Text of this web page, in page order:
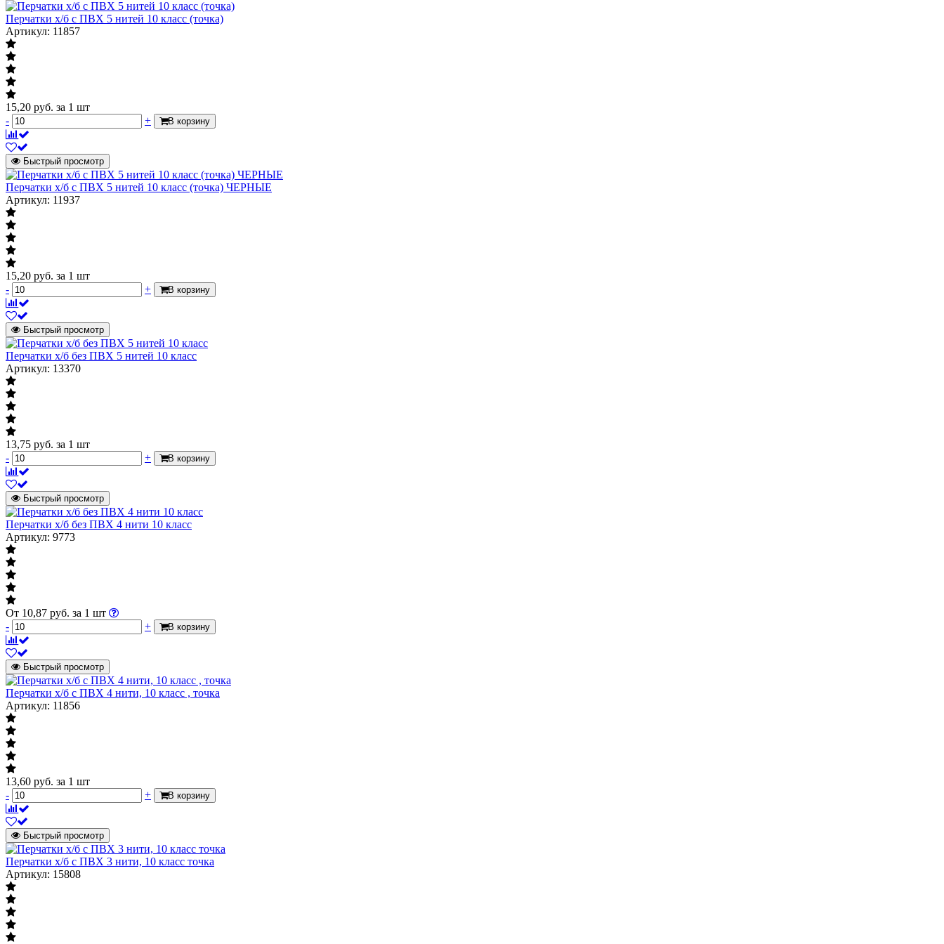
Перчатки х/б с ПВХ 5 нитей 10 класс (точка)
Артикул: 11857
15,20 руб. за 1 шт
-
+ В корзину
Быстрый просмотр
Перчатки х/б с ПВХ 5 нитей 10 класс (точка) ЧЕРНЫЕ
Артикул: 11937
15,20 руб. за 1 шт
-
+ В корзину
Быстрый просмотр
Перчатки х/б без ПВХ 5 нитей 10 класс
Артикул: 13370
13,75 руб. за 1 шт
-
+ В корзину
Быстрый просмотр
Перчатки х/б без ПВХ 4 нити 10 класс
Артикул: 9773
От 10,87 руб. за 1 шт
-
+ В корзину
Быстрый просмотр
Перчатки х/б с ПВХ 4 нити, 10 класс , точка
Артикул: 11856
13,60 руб. за 1 шт
-
+ В корзину
Быстрый просмотр
Перчатки х/б с ПВХ 3 нити, 10 класс точка
Артикул: 15808